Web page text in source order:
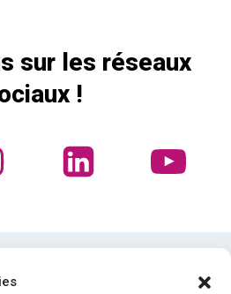
sur les réseaux
!